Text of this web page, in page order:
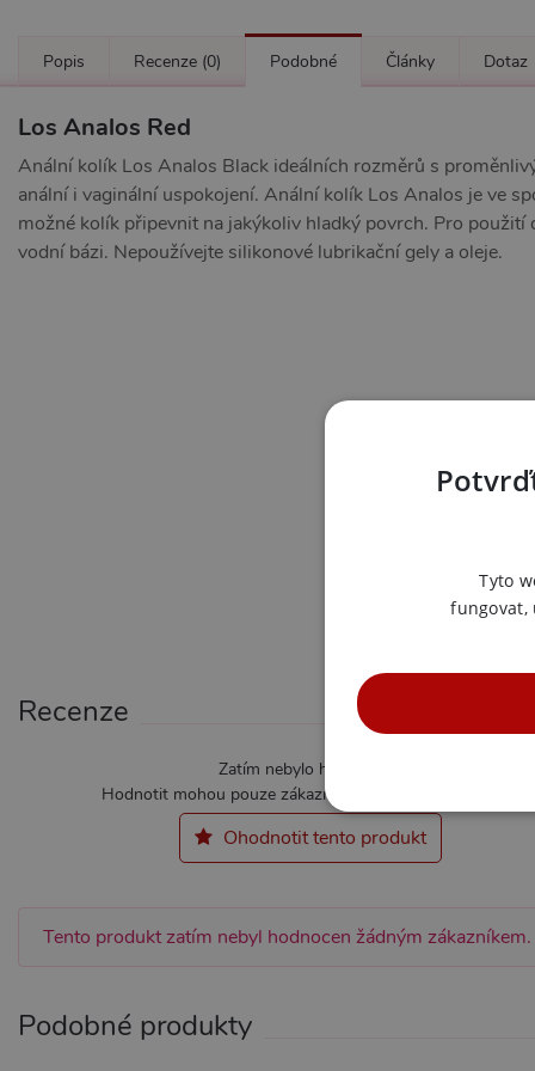
Popis Recenze (0) Podobné Články Dotaz
Los Analos Red
Anální kolík Los Analos Black ideálních rozměrů s
anální i vaginální uspokojení. Anální kolík Los Analos je ve
možné kolík připevnit na jakýkoliv hladký povrch. Pro
vodní bázi. Nepoužívejte silikonové lubrikační gely a oleje.
Recenze
Zatím nebylo hodnoceno
Hodnotit mohou pouze zákazníci kteří produkt zakoupili.
Ohodnotit tento produkt
Tento produkt zatím nebyl hodnocen žádným zákazníkem.
Podobné produkty
Tyto
fungovat,